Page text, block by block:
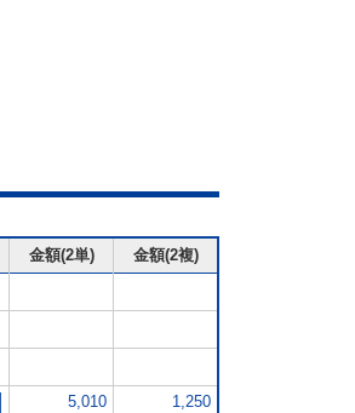
金額(2単)
金額(2複)
5,010 1,250